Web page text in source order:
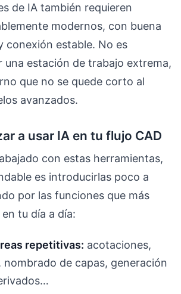
de IA también requieren
modernos, con buena
conexión estable. No es
una estación de trabajo extrema,
que no se quede corto al
avanzados.
a usar IA en tu flujo CAD
con estas herramientas,
es introducirlas poco a
por las funciones que más
tu día a día:
repetitivas: acotaciones,
nombrado de capas, generación